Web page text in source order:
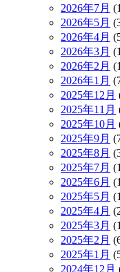
2026年7月
2026年5月
2026年4月
2026年3月
2026年2月
2026年1月
2025年12月
2025年11月
2025年10月
2025年9月
2025年8月
2025年7月
2025年6月
2025年5月
2025年4月
2025年3月
2025年2月
2025年1月
2024年12月